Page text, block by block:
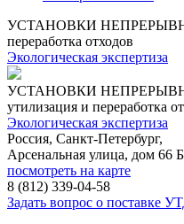
УСТАНОВКИ
переработка отходов
Экологическая экспертиза
УСТАНОВКИ
утилизация и переработка
Экологическая экспертиза
Россия, Санкт-Петербург,
Арсенальная улица, дом 66 Б
посмотреть на карте
8 (812) 339-04-58
Задать вопрос о поставке